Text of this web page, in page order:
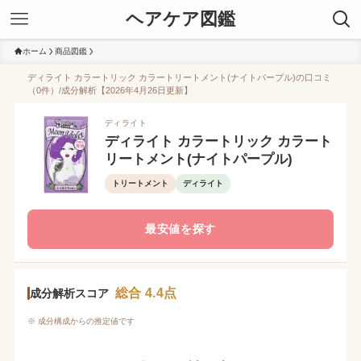
ヘアケア図鑑
ホーム 商品図鑑
ディライト カラートリック カラートリートメント(ナイトパープル)の口コミ
（0件）/成分解析【2026年4月26日更新】
ディライト
ディライト カラートリック カラート
リートメント(ナイトパープル)
トリートメント ディライト
最安値を探す
成分解析スコア 総合 4.4点
※ 成分構成からの推定値です